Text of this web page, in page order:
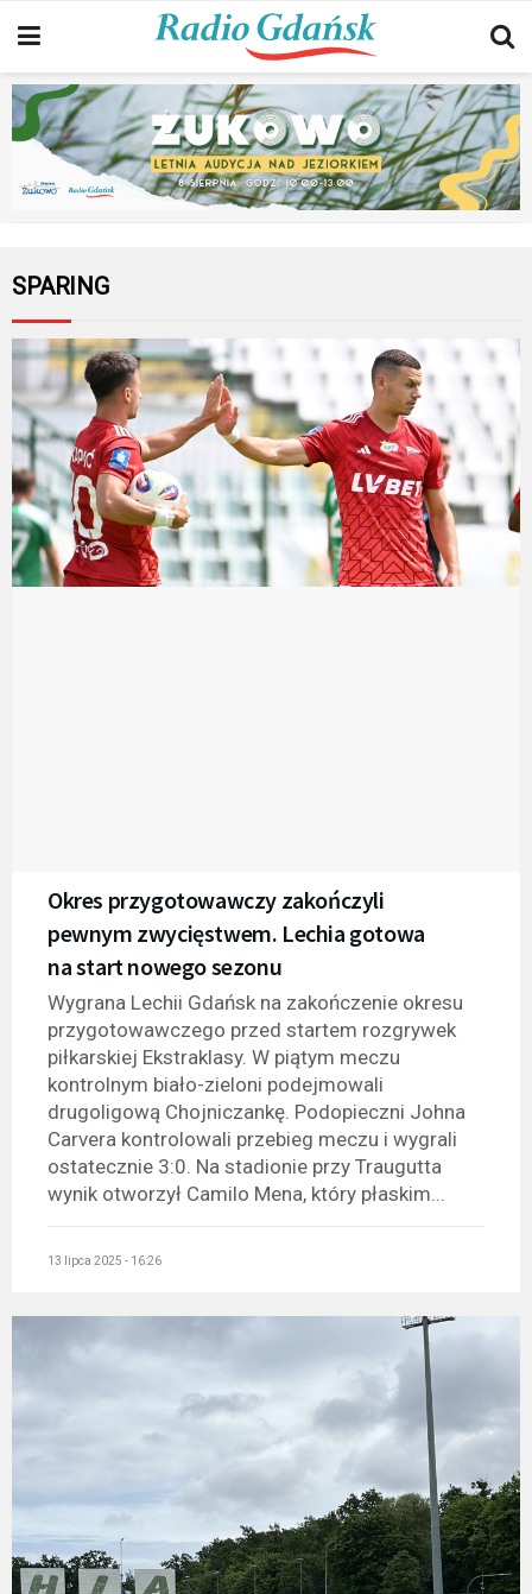
SPARING
Okres przygotowawczy zakończyli
pewnym zwycięstwem. Lechia gotowa
na start nowego sezonu
Wygrana Lechii Gdańsk na zakończenie okresu
przygotowawczego przed startem rozgrywek
piłkarskiej Ekstraklasy. W piątym meczu
kontrolnym biało-zieloni podejmowali
drugoligową Chojniczankę. Podopieczni Johna
Carvera kontrolowali przebieg meczu i wygrali
ostatecznie 3:0. Na stadionie przy Traugutta
wynik otworzył Camilo Mena, który płaskim...
13 lipca 2025 - 16:26